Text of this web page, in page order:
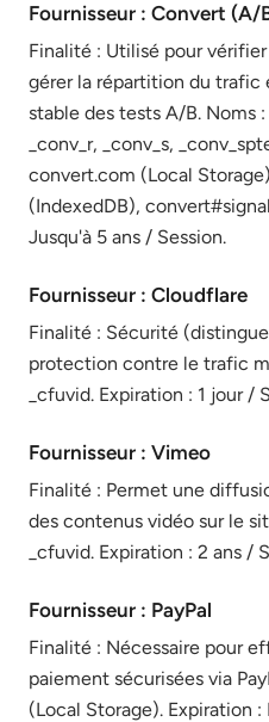
Fournisseur : Convert (A/
Finalité : Utilisé pour
gérer la répartition du trafic
stable des tests A/B. Noms
_conv_r, _conv_s,
convert.com (Local
(IndexedDB),
Jusqu'à 5 ans / Session.
Fournisseur : Cloudflare
Finalité : Sécurité
protection contre le trafic
_cfuvid. Expiration : 1 jour /
Fournisseur : Vimeo
Finalité : Permet une
des contenus vidéo sur le
_cfuvid. Expiration : 2 ans /
Fournisseur : PayPal
Finalité : Nécessaire pour
paiement sécurisées via
(Local Storage). Expiration :